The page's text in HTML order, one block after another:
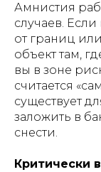
Амнистия
случаев.
от границ
объект там,
вы в зоне
считается
существует
заложить в
снести.
Критически